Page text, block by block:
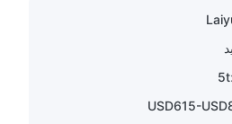
USD615-